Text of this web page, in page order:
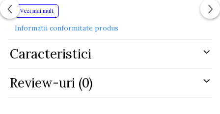
neted, ideal pentru drifting spectaculos.
mișcării mașinii, permițând nu doar condusul înainte și
viteze de peste 15 km/h, ceea ce o face să ofere o
experiență de condus dinamică și incitantă.
Nu este doar o jucărie - este o experiență reală pentru
tinerii pasionați de automobilism și telecomandă.
Perfect ca un cadou care combină educația, distracția
Vezi mai mult
Informatii conformitate produs
Caracteristici
Review-uri (0)